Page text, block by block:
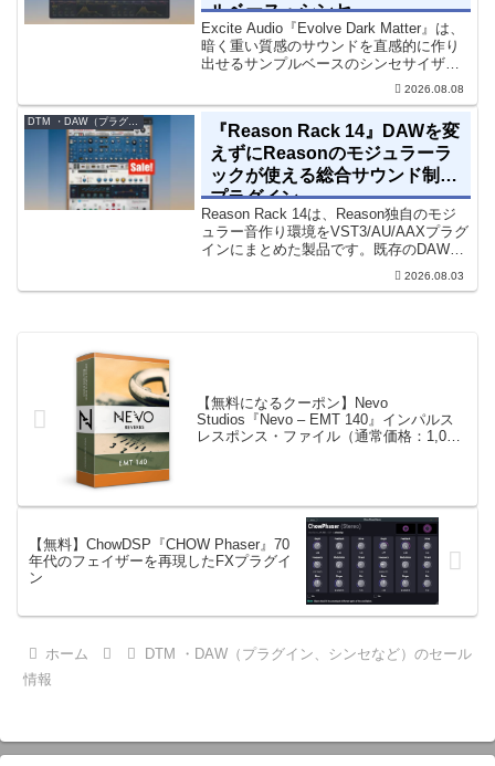
ルベース・シンセ
Excite Audio『Evolve Dark Matter』は、
暗く重い質感のサウンドを直感的に作り
出せるサンプルベースのシンセサイザー
です。ダークD&Bやアトモスフェリッ
2026.08.08
『Reason Rack 14』DAWを変
えずにReasonのモジュラーラ
ックが使える総合サウンド制作
プラグイン
Reason Rack 14は、Reason独自のモジ
ュラー音作り環境をVST3/AU/AAXプラグ
インにまとめた製品です。既存のDAWを
乗り換えることなく、68種類のシンセや
エフェクト、CV配線をそのままトラック
2026.08.03
【無料になるクーポン】Nevo
Studios『Nevo – EMT 140』インパルス
レスポンス・ファイル（通常価格：1,087
【無料】ChowDSP『CHOW Phaser』70
年代のフェイザーを再現したFXプラグイ
ン
ホーム
DTM ・DAW（プラグイン、シンセなど）のセール
情報